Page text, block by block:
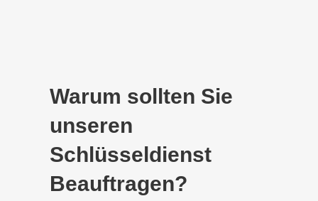
Warum sollten Sie
unseren
Schlüsseldienst
Beauftragen?